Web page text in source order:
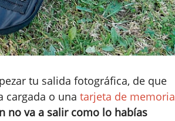
tu salida fotográfica, de que
cargada o una tarjeta de memoria
no va a salir como lo habías